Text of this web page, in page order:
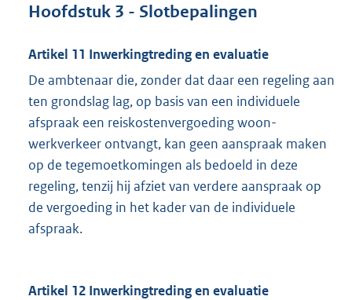
Hoofdstuk 3 - Slotbepalingen
Artikel 11 Inwerkingtreding en evaluatie
De ambtenaar die, zonder dat daar een regeling aan
ten grondslag lag, op basis van een individuele
afspraak een reiskostenvergoeding woon-
werkverkeer ontvangt, kan geen aanspraak maken
op de tegemoetkomingen als bedoeld in deze
regeling, tenzij hij afziet van verdere aanspraak op
de vergoeding in het kader van de individuele
afspraak.
Artikel 12 Inwerkingtreding en evaluatie